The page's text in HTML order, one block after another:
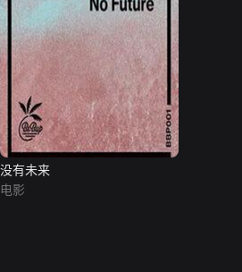
没有未来
电影